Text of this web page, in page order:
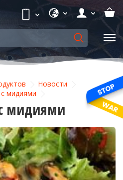
Новости
мидиями
мидиями